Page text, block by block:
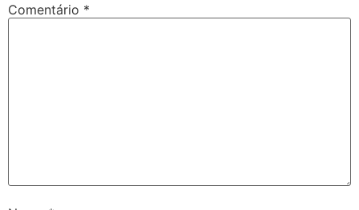
Comentário *